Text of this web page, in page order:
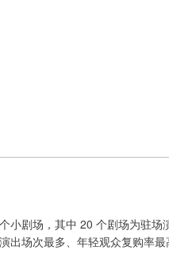
小剧场，其中 20 个剧场为驻
场次最多、年轻观众复购率最